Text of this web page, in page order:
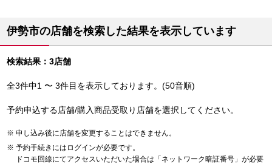
伊勢市の店舗を検索した結果を表示しています
検索結果：3店舗
全3件中1 〜 3件目を表示しております。(50音順)
予約申込する店舗/購入商品受取り店舗を選択してください。
申し込み後に店舗を変更することはできません。
予約手続きにはログインが必要です。
ドコモ回線にてアクセスいただいた場合は「ネットワーク暗証番号」が必要